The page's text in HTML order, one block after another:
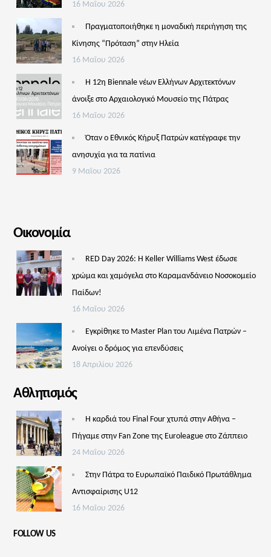
16 Μαΐου 2026
Πραγματοποιήθηκε η μοναδική περιήγηση της
Κίνησης “Πρόταση” στην Ηλεία
16 Μαΐου 2026
Η 12η Biennale νέων Ελλήνων Αρχιτεκτόνων
άνοιξε στο Αρχαιολογικό Μουσείο της Πάτρας
16 Μαΐου 2026
Όταν ο Εθνικός Κήρυξ Πατρών κατέγραφε την
ανησυχία για τα πατίνια
9 Μαΐου 2026
Οικονομία
RED Day 2026: Η Keller Williams West έδωσε
χρώμα και χαμόγελα στο Καραμανδάνειο Νοσοκομείο
Παίδων!
16 Μαΐου 2026
Εγκρίθηκε το Master Plan του Λιμένα Πατρών –
Aνοίγει ο δρόμος για επενδύσεις
18 Απριλίου 2026
Αθλητισμός
Η καρδιά του Final Four χτυπά στην Αθήνα –
Πήγαμε στην Fan Zone της Euroleague στο Ζάππειο
24 Μαΐου 2026
Στην Πάτρα το Ευρωπαϊκό Παιδικό Πρωτάθλημα
Αντισφαίρισης U12
16 Μαΐου 2026
FOLLOW US